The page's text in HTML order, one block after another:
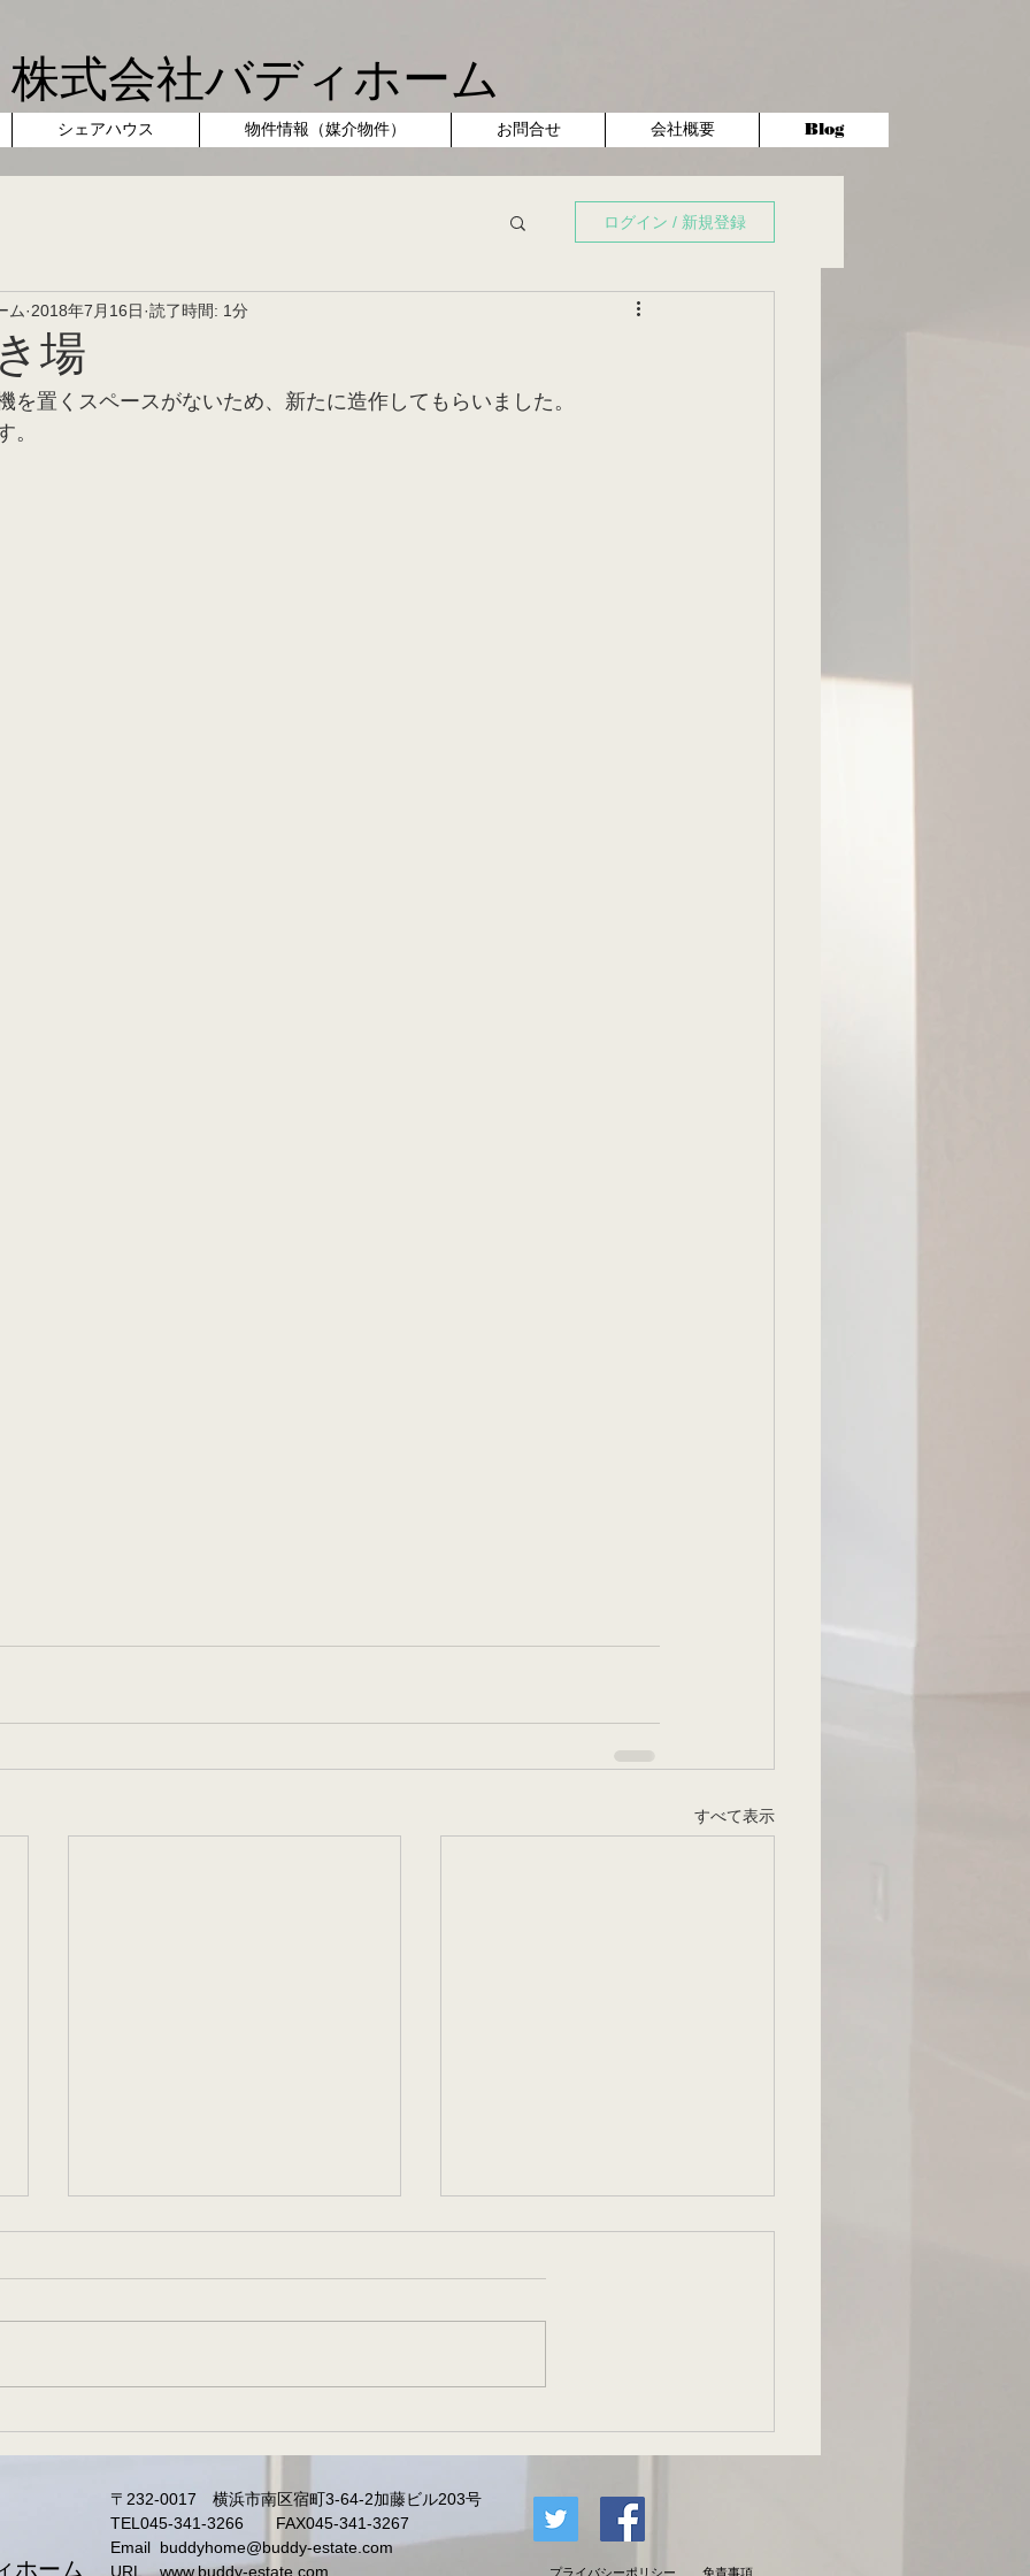
株式会社バディホーム
シェアハウス 物件情報（媒介物件） お問合せ 会社概要 Blog
ログイン / 新規登録
場
ム 2018年7月16日 読了時間: 1分
を置くスペースがないため、新たに造作してもらいました。
。
すべて表示
ホーム
〒232-0017 横浜市南区宿町3-64-2加藤ビル203号
TEL045-341-3266 FAX045-341-3267
Email buddyhome@buddy-estate.com
URLwww.buddy-estate.com